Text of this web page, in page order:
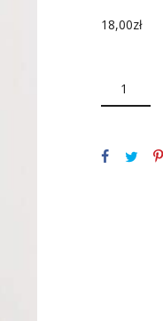
18,00zł
ZUPA
SZCZAWIOWA